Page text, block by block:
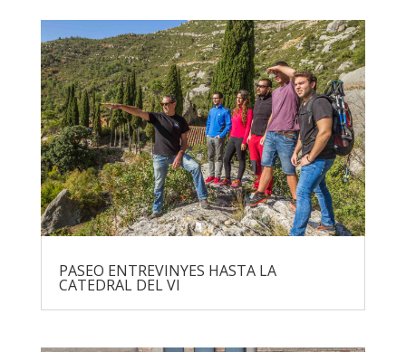
PASEO ENTREVINYES HASTA LA
CATEDRAL DEL VI